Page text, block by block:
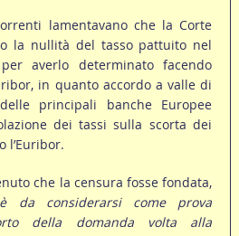
lamentavano che la Corte
la nullità del tasso pattuito nel
averlo determinato facendo
in quanto accordo a valle di
principali banche Europee
dei tassi sulla scorta dei
l’Euribor.
che la censura fosse fondata,
è da considerarsi come prova
della domanda volta alla